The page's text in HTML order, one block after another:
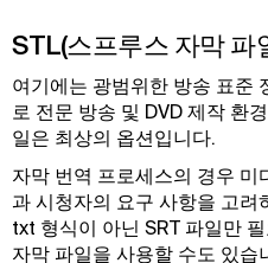
STL(스프루스 자막 파
여기에는 광범위한 방송 표준
로 전문 방송 및 DVD 제작 환
일은 최상의 옵션입니다.
자막 번역 프로세스의 경우
과 시청자의 요구 사항을 고려
txt 형식이 아닌 SRT 파일만
자막 파일을 사용할 수도 있습